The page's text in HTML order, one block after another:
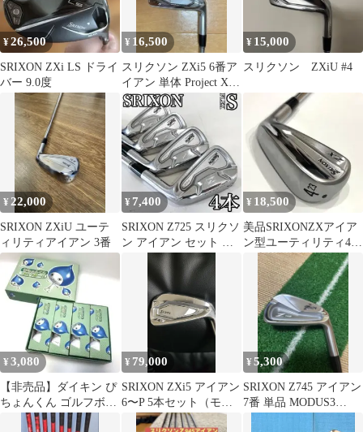
¥26,500
SRIXON ZXi LS ドライ
バー 9.0度
¥ 16,500
スリクソン ZXi5 6番ア
イアン 単体 Project X
5.5
¥ 15,000
スリクソン ZXiU #4
¥ 22,000
SRIXON ZXiU ユーテ
ィリティアイアン 3番
¥ 7,400
SRIXON Z725 スリクソ
ン アイアン セット メ
ンズ 4本
¥ 18,500
美品SRIXONZXアイア
ン型ユーティリティ4U
23° 950GH
¥ 3,080
【非売品】ダイキン ぴ
ちょんくん ゴルフボー
ル スリクソン 1ダース
¥ 79,000
SRIXON ZXi5 アイアン
6〜P 5本セット（モー
ダス110）
¥5,300
SRIXON Z745 アイアン
7番 単品 MODUS3